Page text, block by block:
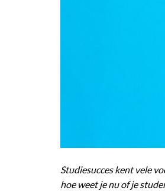
Studiesucces kent vele
hoe weet je nu of je